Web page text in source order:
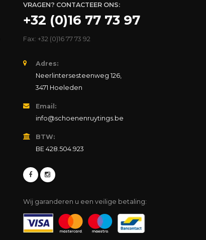
VRAGEN? CONTACTEER ONS:
+32 (0)16 77 73 97
Fax: +32 (0)16 77 73 92
Adres:
Neerlintersesteenweg 126,
3471 Hoeleden
Email:
info@schoenenruytings.be
BTW:
BE 428.504.923
Wij garanderen u een veilige betaling: